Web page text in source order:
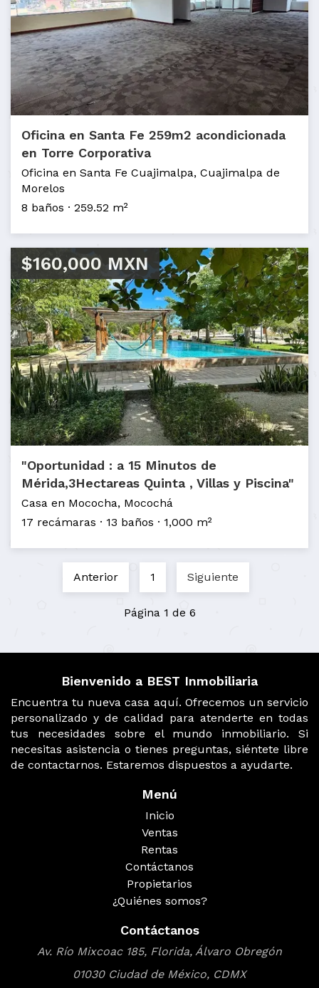
Oficina en Santa Fe 259m2 acondicionada
en Torre Corporativa
Oficina en Santa Fe Cuajimalpa, Cuajimalpa de
Morelos
8 baños
259.52 m²
$160,000 MXN
"Oportunidad : a 15 Minutos de
Mérida,3Hectareas Quinta , Villas y Piscina"
Casa en Mococha, Mocochá
17 recámaras
13 baños 1,000 m²
Anterior 1 Siguiente
Página 1 de 6
Bienvenido a BEST Inmobiliaria
Encuentra tu nueva casa aquí. Ofrecemos un servicio
personalizado y de calidad para atenderte en todas
tus necesidades sobre el mundo inmobiliario. Si
necesitas asistencia o tienes preguntas, siéntete libre
de contactarnos. Estaremos dispuestos a ayudarte.
Menú
Inicio
Ventas
Rentas
Contáctanos
Propietarios
¿Quiénes somos?
Contáctanos
Av. Río Mixcoac 185, Florida, Álvaro Obregón
01030 Ciudad de México, CDMX